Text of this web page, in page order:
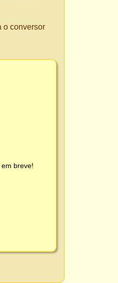
o conversor
em breve!